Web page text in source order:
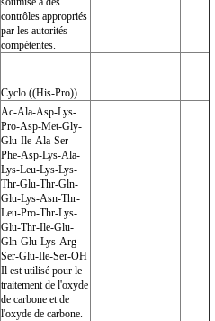
contrôles appropriés
par les autorités
compétentes.
Cyclo ((His-Pro))
Ac-Ala-Asp-Lys-
Pro-Asp-Met-Gly-
Glu-Ile-Ala-Ser-
Phe-Asp-Lys-Ala-
Lys-Leu-Lys-Lys-
Thr-Glu-Thr-Gln-
Glu-Lys-Asn-Thr-
Leu-Pro-Thr-Lys-
Glu-Thr-Ile-Glu-
Gln-Glu-Lys-Arg-
Ser-Glu-Ile-Ser-OH
Il est utilisé pour le
traitement de l'oxyde
de carbone et de
l'oxyde de carbone.